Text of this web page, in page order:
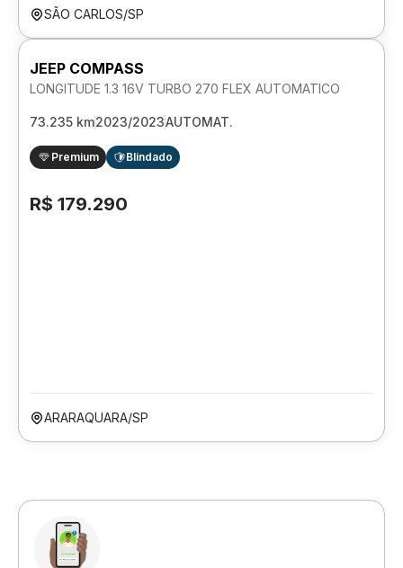
SÃO CARLOS/SP
JEEP COMPASS
LONGITUDE 1.3 16V TURBO 270 FLEX AUTOMATICO
73.235 km2023/2023AUTOMAT.
Premium Blindado
R$ 179.290
ARARAQUARA/SP